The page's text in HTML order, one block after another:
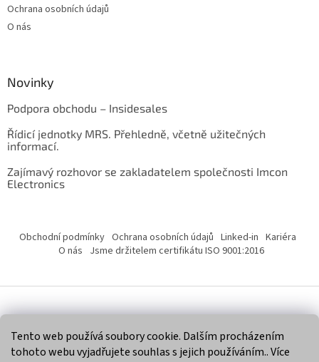
Tento web používá soubory cookie. Dalším procházením
tohoto webu vyjadřujete souhlas s jejich používáním.. Více
Ochrana osobních údajů
O nás
Novinky
Podpora obchodu – Insidesales
Řídicí jednotky MRS. Přehledně, včetně užitečných
informací.
Zajímavý rozhovor se zakladatelem společnosti Imcon
Electronics
Obchodní podmínky Ochrana osobních údajů Linked-in Kariéra
O nás Jsme držitelem certifikátu ISO 9001:2016